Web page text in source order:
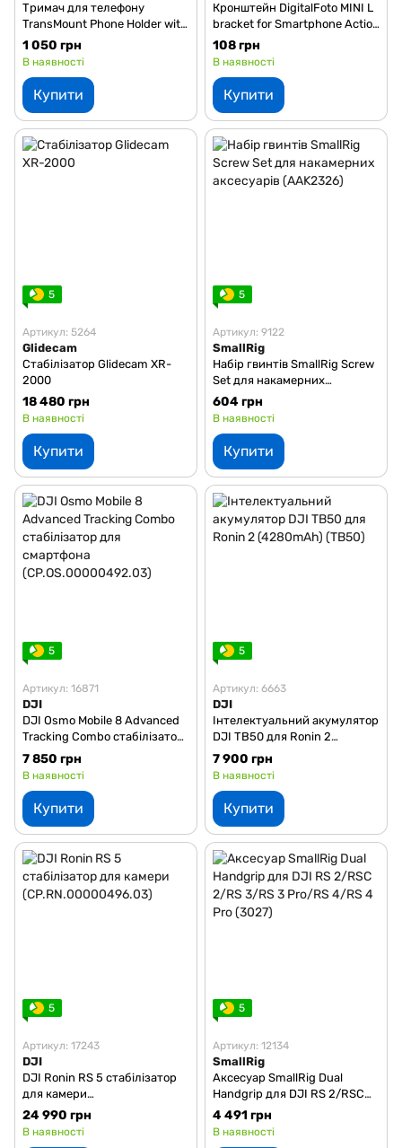
Тримач для телефону
TransMount Phone Holder with
Crown Gear (EX1E01)
1 050 грн
В наявності
Купити
Кронштейн DigitalFoto MINI L
bracket for Smartphone Action
Camera DSLR Camera Gimbal
Smooth4 SmoothQ
108 грн
В наявності
Купити
5
Артикул: 5264
Glidecam
Стабілізатор Glidecam XR-
2000
18 480 грн
В наявності
Купити
5
Артикул: 9122
SmallRig
Набір гвинтів SmallRig Screw
Set для накамерних
аксесуарів (AAK2326)
604 грн
В наявності
Купити
5
Артикул: 16871
DJI
DJI Osmo Mobile 8 Advanced
Tracking Combo стабілізатор
для смартфона
(CP.OS.00000492.03)
7 850 грн
В наявності
Купити
5
Артикул: 6663
DJI
Інтелектуальний акумулятор
DJI TB50 для Ronin 2
(4280mAh) (TB50)
7 900 грн
В наявності
Купити
5
Артикул: 17243
DJI
DJI Ronin RS 5 стабілізатор
для камери
(CP.RN.00000496.03)
24 990 грн
В наявності
5
Артикул: 12134
SmallRig
Аксесуар SmallRig Dual
Handgrip для DJI RS 2/RSC
2/RS 3/RS 3 Pro/RS 4/RS 4
Pro (3027)
4 491 грн
В наявності